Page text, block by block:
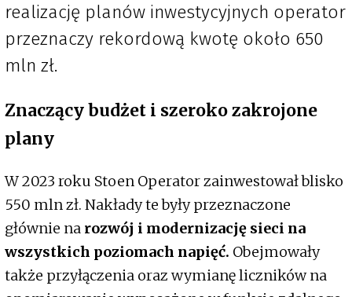
realizację planów inwestycyjnych operator
przeznaczy rekordową kwotę około 650
mln zł.
Znaczący budżet i szeroko zakrojone
plany
W 2023 roku Stoen Operator zainwestował blisko
550 mln zł. Nakłady te były przeznaczone
głównie na rozwój i modernizację sieci na
wszystkich poziomach napięć. Obejmowały
także przyłączenia oraz wymianę liczników na